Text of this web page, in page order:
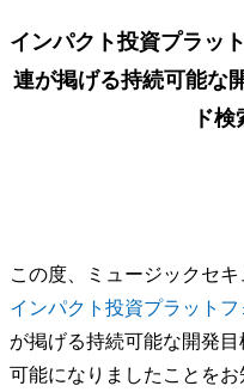
インパクト投資プラッ
連が掲げる持続可能な
ド
この度、ミュージックセ
インパクト投資プラットフ
が掲げる持続可能な開発
可能になりましたことをお